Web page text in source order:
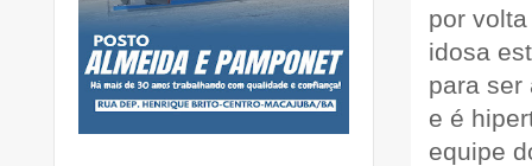
por
idosa
para ser
e é
equipe